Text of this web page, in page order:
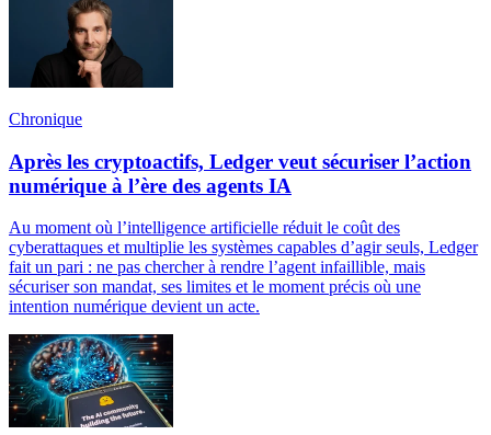
Chronique
Après les cryptoactifs, Ledger veut sécuriser l’action
numérique à l’ère des agents IA
Au moment où l’intelligence artificielle réduit le coût des
cyberattaques et multiplie les systèmes capables d’agir seuls, Ledger
fait un pari : ne pas chercher à rendre l’agent infaillible, mais
sécuriser son mandat, ses limites et le moment précis où une
intention numérique devient un acte.